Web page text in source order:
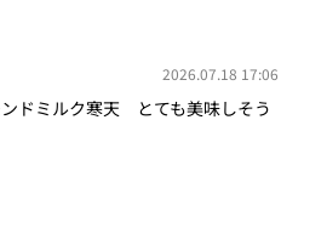
2026.07.18 17:06
ドミルク寒天 とても美味しそう